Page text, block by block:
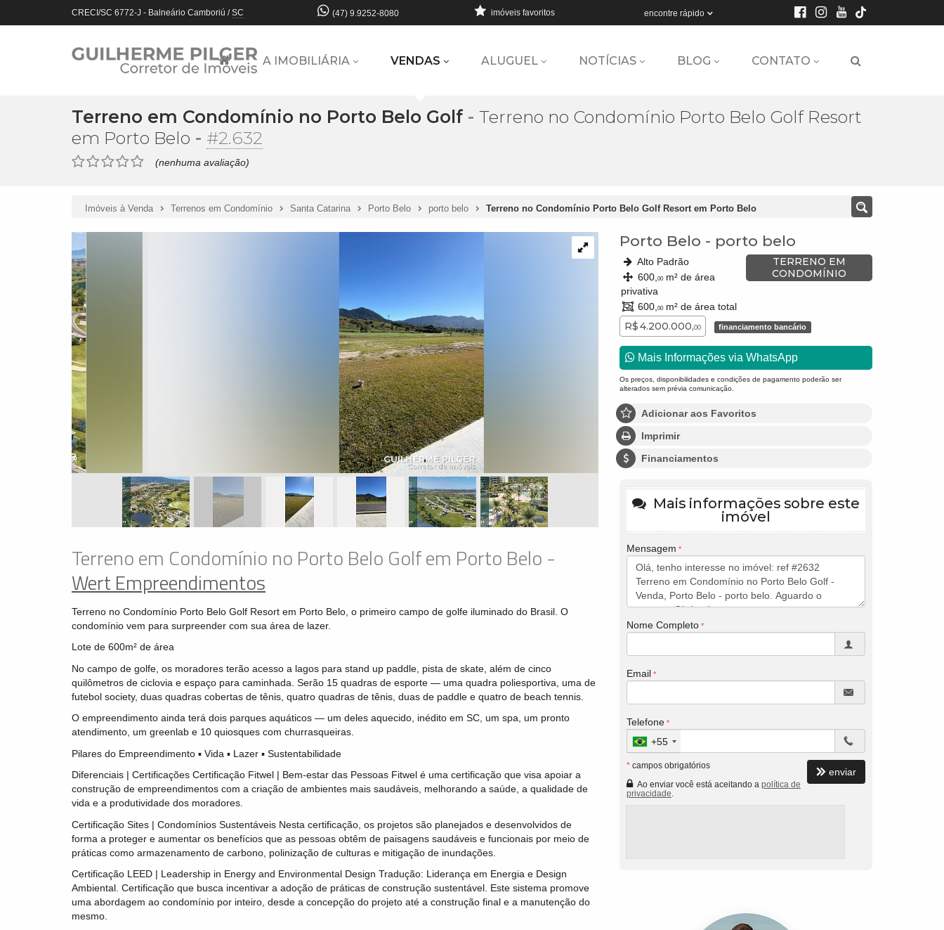
CRECI/SC 6772-J - Balneário Camboriú /SC (47) 9.9252-8080 encontre rápido
imóveis favoritos
A IMOBILIÁRIA VENDAS ALUGUEL NOTÍCIAS BLOG CONTATO
Terreno em Condomínio no Porto Belo Golf- Terreno no Condomínio Porto Belo Golf Resort
em Porto Belo - #2.632
(nenhuma avaliação)
Imóveis à Venda Terrenos em Condomínio Santa Catarina Porto Belo porto belo Terreno no Condomínio Porto Belo Golf Resort em Porto Belo
Terreno em Condomínio no Porto Belo Golf em Porto Belo -
Wert Empreendimentos
Terreno no Condomínio Porto Belo Golf Resort em Porto Belo, o primeiro campo de golfe iluminado do Brasil. O
condomínio vem para surpreender com sua área de lazer.
Lote de 600m² de área
No campo de golfe, os moradores terão acesso a lagos para stand up paddle, pista de skate, além de cinco
quilômetros de ciclovia e espaço para caminhada. Serão 15 quadras de esporte — uma quadra poliesportiva, uma de
futebol society, duas quadras cobertas de tênis, quatro quadras de tênis, duas de paddle e quatro de beach tennis.
O empreendimento ainda terá dois parques aquáticos — um deles aquecido, inédito em SC, um spa, um pronto
atendimento, um greenlab e 10 quiosques com churrasqueiras.
Pilares do Empreendimento ▪ Vida ▪ Lazer ▪ Sustentabilidade
Diferenciais | Certificações Certificação Fitwel | Bem-estar das Pessoas Fitwel é uma certificação que visa apoiar a
construção de empreendimentos com a criação de ambientes mais saudáveis, melhorando a saúde, a qualidade de
vida e a produtividade dos moradores.
Certificação Sites | Condomínios Sustentáveis Nesta certificação, os projetos são planejados e desenvolvidos de
forma a proteger e aumentar os benefícios que as pessoas obtêm de paisagens saudáveis e funcionais por meio de
práticas como armazenamento de carbono, polinização de culturas e mitigação de inundações.
Certificação LEED | Leadership in Energy and Environmental Design Tradução: Liderança em Energia e Design
Ambiental. Certificação que busca incentivar a adoção de práticas de construção sustentável. Este sistema promove
uma abordagem ao condomínio por inteiro, desde a concepção do projeto até a construção final e a manutenção do
mesmo.
Porto Belo - porto belo
TERRENO EM
CONDOMÍNIO
Alto Padrão
600, 00m² de área
privativa
600, 00m² de área total
R$ 4.200.000,00 financiamento bancário
Mais Informações via WhatsApp
Os preços, disponibilidades e condições de pagamento poderão ser
alterados sem prévia comunicação.
Adicionar aos Favoritos
Imprimir
Financiamentos
Mais informações sobre este
imóvel
Mensagem
Nome Completo
Email
Telefone
+55
* campos obrigatórios
Ao enviar você está aceitando a política de
privacidade
enviar